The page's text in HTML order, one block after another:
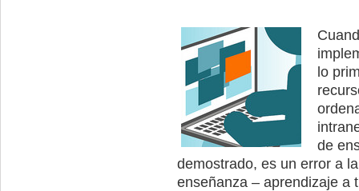
lo
de
demostrado, es un error a
enseñanza – aprendizaje a